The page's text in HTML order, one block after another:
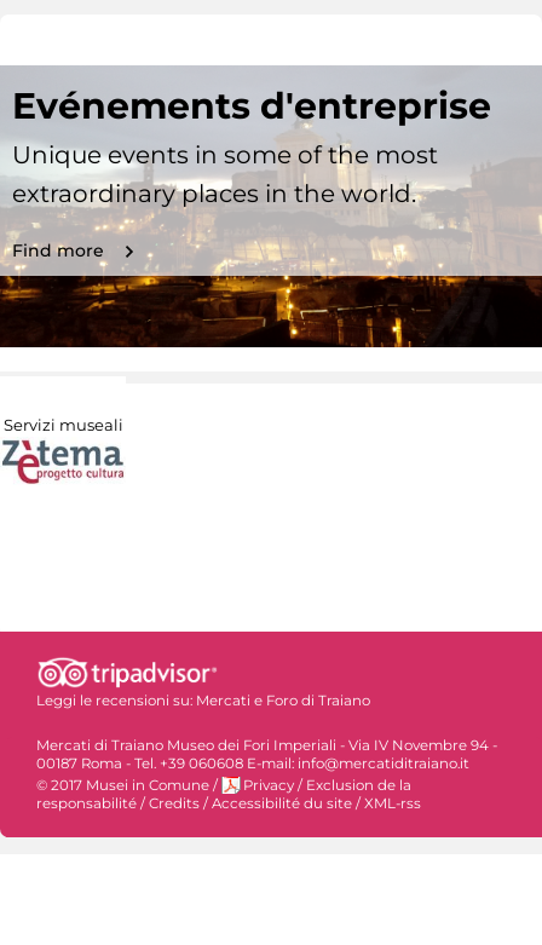
Evénements d'entreprise
Unique events in some of the most
extraordinary places in the world.
Find more
Servizi museali
Leggi le recensioni su: Mercati e Foro di Traiano
Mercati di Traiano Museo dei Fori Imperiali - Via IV Novembre 94 -
00187 Roma - Tel. +39 060608 E-mail: info@mercatiditraiano.it
© 2017 Musei in Comune / Privacy / Exclusion de la
responsabilité / Credits / Accessibilité du site / XML-rss